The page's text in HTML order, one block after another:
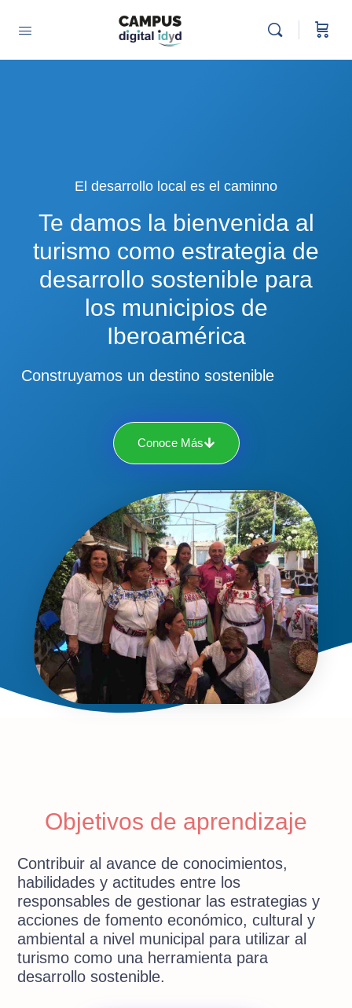
El desarrollo local es el caminno
Te damos la bienvenida al
turismo como estrategia de
desarrollo sostenible para
los municipios de
Iberoamérica
Construyamos un destino sostenible
Conoce Más
Objetivos de aprendizaje
Contribuir al avance de conocimientos,
habilidades y actitudes entre los
responsables de gestionar las estrategias y
acciones de fomento económico, cultural y
ambiental a nivel municipal para utilizar al
turismo como una herramienta para
desarrollo sostenible.